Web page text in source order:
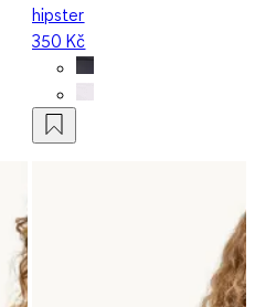
hipster
350 Kč